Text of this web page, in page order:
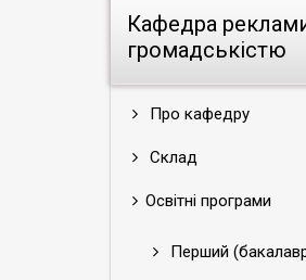
Кафедра реклами
громадськістю
Про кафедру
Склад
Освітні програми
Перший